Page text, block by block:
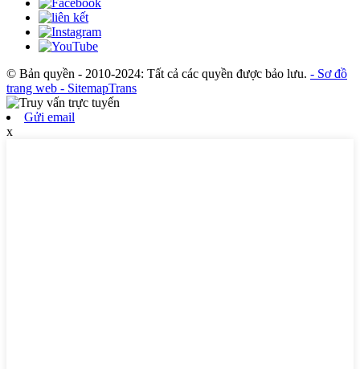
© Bản quyền - 2010-2024: Tất cả các quyền được bảo lưu. - Sơ đồ
trang web - SitemapTrans
Gửi email
x